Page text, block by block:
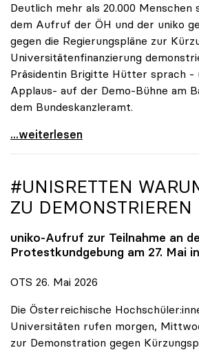
Deutlich mehr als 20.000 Menschen
dem Aufruf der ÖH und der uniko
gegen die Regierungspläne zur
Universitätenfinanzierung
Präsidentin Brigitte Hütter sprach -
Applaus- auf der Demo-Bühne am
dem Bundeskanzleramt.
\"Wir nehmen es nicht hin\": Rede
...weiterlesen
#UNISRETTEN
ZU
uniko-Aufruf zur Teilnahme an
Protestkundgebung am 27. Mai
OTS 26. Mai 2026
Die Österreichische
Universitäten rufen morgen,
zur Demonstration gegen